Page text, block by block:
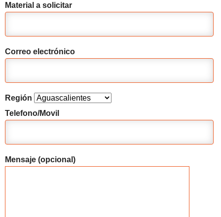
Material a solicitar
Correo electrónico
Región
Telefono/Movil
Mensaje (opcional)